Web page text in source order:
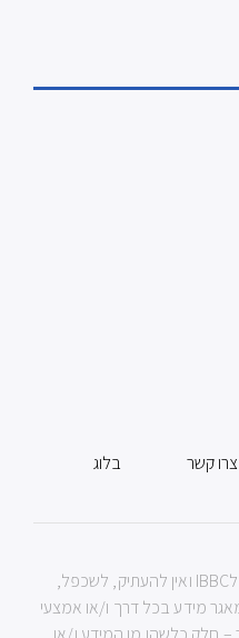
בלוג צרו קשר
כל הזכויות למידע באתר זה שמורות לIBBC ואין להעתיק, לשכפל,
מידע בכל דרך ו/או אמצעי